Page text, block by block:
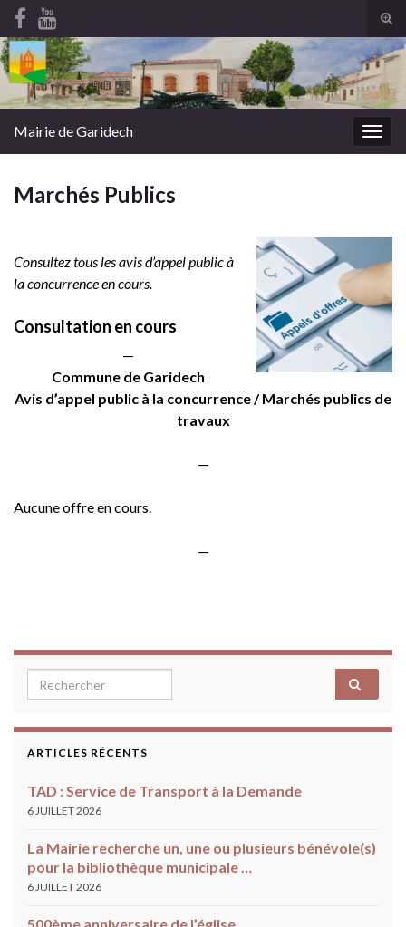
Search for:
Mairie de Garidech
Marchés Publics
Consultez tous les avis d’appel public à
la concurrence en cours.
Consultation en cours
—
Commune de Garidech
Avis d’appel public à la concurrence / Marchés publics de
travaux
—
Aucune offre en cours.
—
Search for:
ARTICLES RÉCENTS
TAD : Service de Transport à la Demande
6 JUILLET 2026
La Mairie recherche un, une ou plusieurs bénévole(s)
pour la bibliothèque municipale …
6 JUILLET 2026